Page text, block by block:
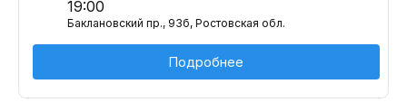
19:00
Баклановский пр., 93б, Ростовская обл.
Подробнее